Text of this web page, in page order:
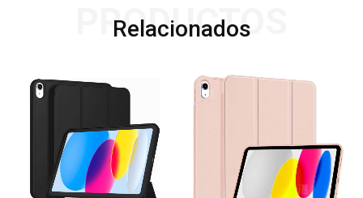
Relacionados
PRODUCTOS